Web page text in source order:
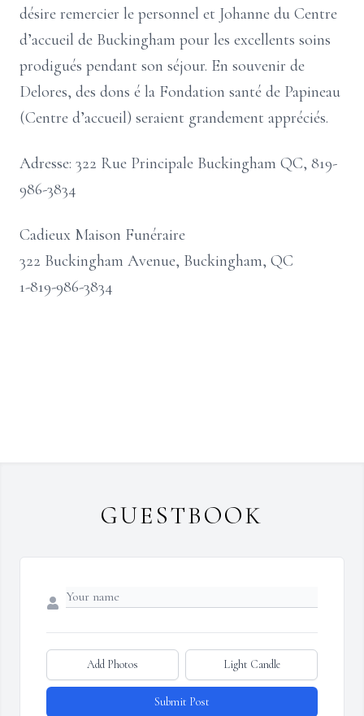
désire remercier le personnel et Johanne du Centre
d’accueil de Buckingham pour les excellents soins
prodigués pendant son séjour. En souvenir de
Delores, des dons é la Fondation santé de Papineau
(Centre d’accueil) seraient grandement appréciés.
Adresse: 322 Rue Principale Buckingham QC, 819-
986-3834
Cadieux Maison Funéraire
322 Buckingham Avenue, Buckingham, QC
1-819-986-3834
GUESTBOOK
Add Photos Light Candle
Submit Post